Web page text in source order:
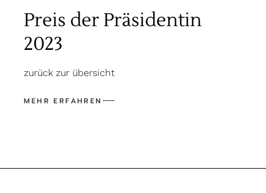
Preis der Präsidentin
2023
zurück zur übersicht